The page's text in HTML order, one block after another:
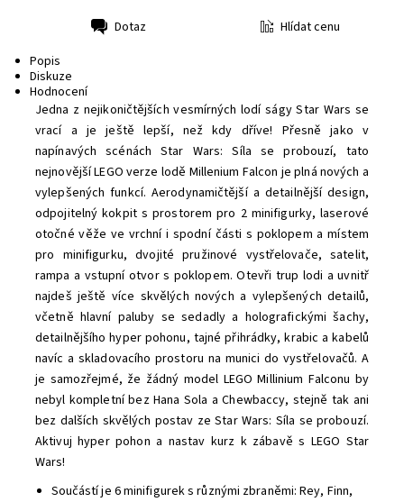
Dotaz
Hlídat cenu
Popis
Diskuze
Hodnocení
Jedna z nejikoničtějších vesmírných lodí ságy Star Wars se
vrací a je ještě lepší, než kdy dříve! Přesně jako v
napínavých scénách Star Wars: Síla se probouzí, tato
nejnovější LEGO verze lodě Millenium Falcon je plná nových a
vylepšených funkcí. Aerodynamičtější a detailnější design,
odpojitelný kokpit s prostorem pro 2 minifigurky, laserové
otočné věže ve vrchní i spodní části s poklopem a místem
pro minifigurku, dvojité pružinové vystřelovače, satelit,
rampa a vstupní otvor s poklopem. Otevři trup lodi a uvnitř
najdeš ještě více skvělých nových a vylepšených detailů,
včetně hlavní paluby se sedadly a holografickými šachy,
detailnějšího hyper pohonu, tajné přihrádky, krabic a kabelů
navíc a skladovacího prostoru na munici do vystřelovačů. A
je samozřejmé, že žádný model LEGO Millinium Falconu by
nebyl kompletní bez Hana Sola a Chewbaccy, stejně tak ani
bez dalších skvělých postav ze Star Wars: Síla se probouzí.
Aktivuj hyper pohon a nastav kurz k zábavě s LEGO Star
Wars!
Součástí je 6 minifigurek s různými zbraněmi: Rey, Finn,